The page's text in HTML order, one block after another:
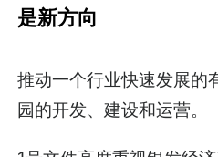
是新方向
推动一个行业快速发展的
园的开发、建设和运营。